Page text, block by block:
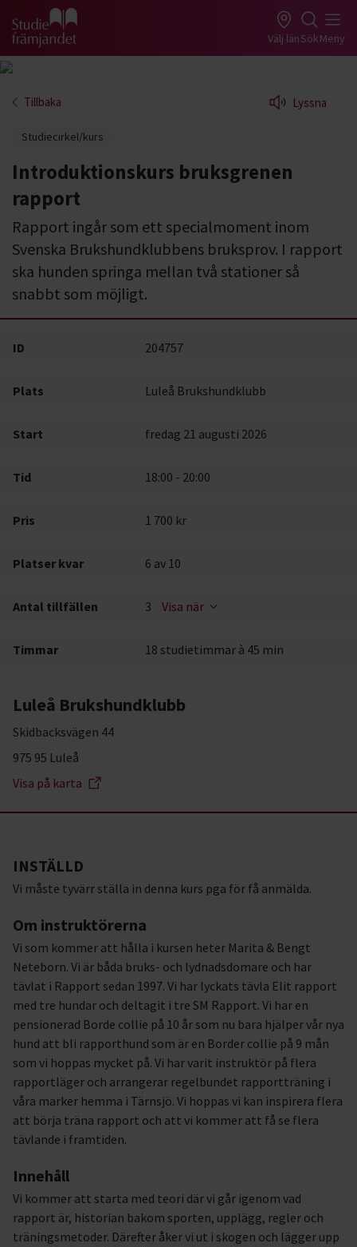
Gå till studiefrämjandets startsida Välj länSökMeny
Tillbaka Lyssna
Studiecirkel/kurs
Introduktionskurs bruksgrenen
rapport
Rapport ingår som ett specialmoment inom
Svenska Brukshundklubbens bruksprov. I rapport
ska hunden springa mellan två stationer så
snabbt som möjligt.
ID 204757
Plats Luleå Brukshundklubb
Start fredag 21 augusti 2026
Tid 18:00 - 20:00
Pris 1 700 kr
Platser kvar 6 av 10
Antal tillfällen 3 Visa när
Timmar 18 studietimmar à 45 min
Luleå Brukshundklubb
Skidbacksvägen 44
975 95 Luleå
Visa på karta
INSTÄLLD
Vi måste tyvärr ställa in denna kurs pga för få anmälda.
Om instruktörerna
Vi som kommer att hålla i kursen heter Marita & Bengt
Neteborn. Vi är båda bruks- och lydnadsdomare och har
tävlat i Rapport sedan 1997. Vi har lyckats tävla Elit rapport
med tre hundar och deltagit i tre SM Rapport. Vi har en
pensionerad Borde collie på 10 år som nu bara hjälper vår nya
hund att bli rapporthund som är en Border collie på 9 mån
som vi hoppas mycket på. Vi har varit instruktör på flera
rapportläger och arrangerar regelbundet rapportträning i
våra marker hemma i Tärnsjö. Vi hoppas vi kan inspirera flera
att börja träna rapport och att vi kommer att få se flera
tävlande i framtiden.
Innehåll
Vi kommer att starta med teori där vi går igenom vad
rapport är, historian bakom sporten, upplägg, regler och
träningsmetoder. Därefter åker vi ut i skogen och lägger upp